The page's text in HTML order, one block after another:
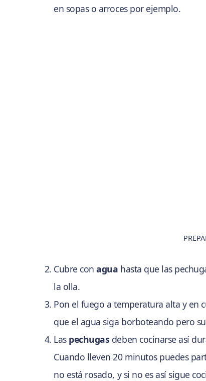
en sopas o arroces por ejemplo.
Cubre conagua hasta que las
la olla.
Pon el fuego a temperatura alta y en
que el agua siga borboteando pero
Las pechugas deben cocinarse así
Cuando lleven 20 minutos puedes
no está rosado, y si no es así sigue